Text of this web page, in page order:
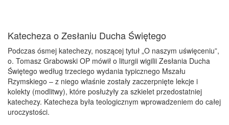
Katecheza o Zesłaniu Ducha Świętego
Podczas ósmej katechezy, noszącej tytuł „O naszym uświęceniu”,
o. Tomasz Grabowski OP mówił o liturgii wigilii Zesłania Ducha
Świętego według trzeciego wydania typicznego Mszału
Rzymskiego – z niego właśnie zostały zaczerpnięte lekcje i
kolekty (modlitwy), które posłużyły za szkielet przedostatniej
katechezy. Katecheza była teologicznym wprowadzeniem do całej
uroczystości.